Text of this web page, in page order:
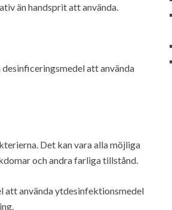
än handsprit att använda.
att använda
Det kan vara alla möjliga
och andra farliga tillstånd.
att använda ytdesinfektionsmedel